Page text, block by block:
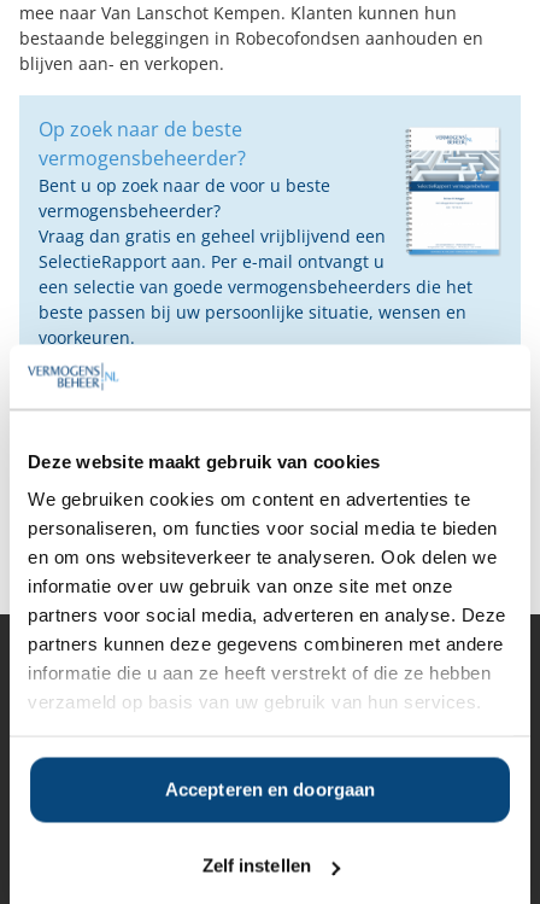
Deze website maakt gebruik van cookies
We gebruiken cookies om content en advertenties te
personaliseren, om functies voor social media te bieden
en om ons websiteverkeer te analyseren. Ook delen we
informatie over uw gebruik van onze site met onze
partners voor social media, adverteren en analyse. Deze
partners kunnen deze gegevens combineren met andere
informatie die u aan ze heeft verstrekt of die ze hebben
verzameld op basis van uw gebruik van hun services.
Accepteren en doorgaan
Zelf instellen
mee naar Van Lanschot Kempen. Klanten kunnen hun
bestaande beleggingen in Robecofondsen aanhouden en
blijven aan- en verkopen.
Op zoek naar de beste
vermogensbeheerder?
Bent u op zoek naar de voor u beste
vermogensbeheerder?
Vraag dan gratis en geheel vrijblijvend een
SelectieRapport aan. Per e-mail ontvangt u
een selectie van goede vermogensbeheerders die het
beste passen bij uw persoonlijke situatie, wensen en
voorkeuren.
Deel op Facebook
Deel op X
Deel op LinkedIn
Vermogensbeheer
Alle vermogensbeheerders in Nederland
Vermogensbeheerders per regio
Zelfstandige vermogensbeheerders
Online vermogensbeheerders
Algemene banken
Niet meer actieve beheerders